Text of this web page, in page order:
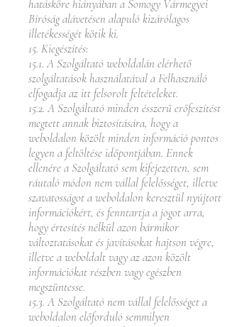
hatásköre hiányában a Somogy Vármegyei
Bíróság alávetésen alapuló kizárólagos
illetékességét kötik ki.
15. Kiegészítés:
15.1. A Szolgáltató weboldalán elérhető
szolgáltatások használatával a Felhasználó
elfogadja az itt felsorolt feltételeket.
15.2. A Szolgáltató minden ésszerű erőfeszítést
megtett annak biztosítására, hogy a
weboldalon közölt minden információ pontos
legyen a feltöltése időpontjában. Ennek
ellenére a Szolgáltató sem kifejezetten, sem
ráutaló módon nem vállal felelősséget, illetve
szavatosságot a weboldalon keresztül nyújtott
információkért, és fenntartja a jogot arra,
hogy értesítés nélkül azon bármikor
változtatásokat és javításokat hajtson végre,
illetve a weboldalt vagy az azon közölt
információkat részben vagy egészben
megszüntesse.
15.3. A Szolgáltató nem vállal felelősséget a
weboldalon előforduló semmilyen